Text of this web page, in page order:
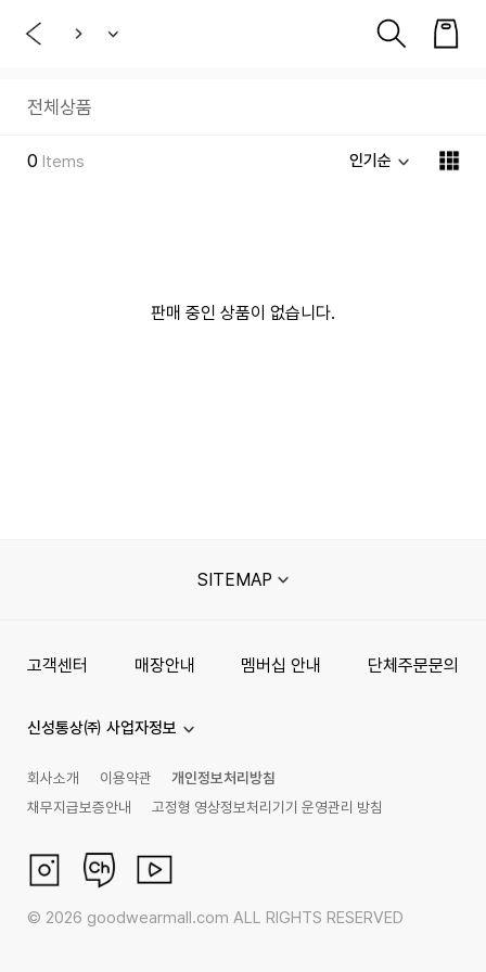
전체상품
0 Items 인기순
판매 중인 상품이 없습니다.
SITEMAP
고객센터 매장안내 멤버십 안내 단체주문문의
신성통상㈜ 사업자정보
회사소개 이용약관
개인정보처리방침
채무지급보증안내
고정형 영상정보처리기기 운영관리 방침
© 2026 goodwearmall.com ALL RIGHTS RESERVED